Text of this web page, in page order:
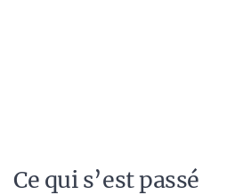
Ce qui s’est passé